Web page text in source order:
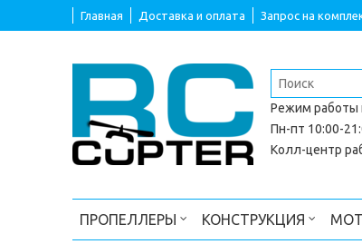
Главная Доставка и оплата Запрос на
Режим работы
Пн-пт 10:00-
Колл-центр
ПРОПЕЛЛЕРЫ КОНСТРУКЦИЯ